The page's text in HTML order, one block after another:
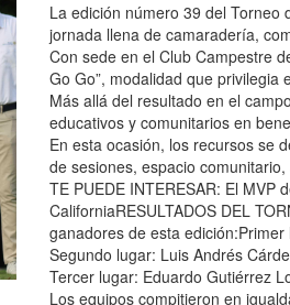
La edición número 39 del Torneo
jornada llena de camaradería,
Con sede en el Club Campestre
Go Go”, modalidad que privilegia
Más allá del resultado en el
educativos y comunitarios en
En esta ocasión, los recursos se
de sesiones, espacio
TE PUEDE INTERESAR: El MVP
CaliforniaRESULTADOS DEL
ganadores de esta
Segundo lugar: Luis Andrés
Tercer lugar: Eduardo Gutiérrez
Los equipos compitieron en